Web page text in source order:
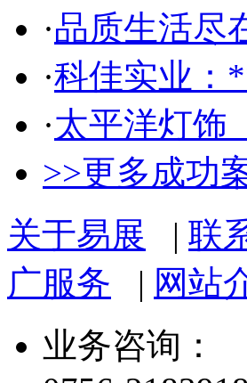
·品质生活尽
·科佳实业：
·太平洋灯
>>更多成功
关于易展 | 联
广服务 | 网站
业务咨询：